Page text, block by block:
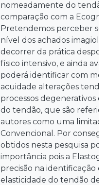
nomeadamente do
comparação com a
Pretendemos perceber se
nível dos achados
decorrer da prática
físico intensivo, e ainda
poderá identificar com
acuidade alterações
processos degenerativos
do tendão, que são
autores como uma
Convencional. Por
obtidos nesta pesquisa
importância pois a
precisão na identificação
elasticidade do tendão de